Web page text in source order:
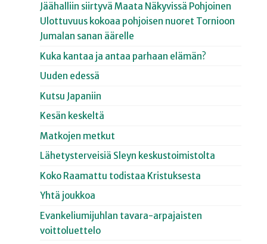
Jäähalliin siirtyvä Maata Näkyvissä Pohjoinen
Ulottuvuus kokoaa pohjoisen nuoret Tornioon
Jumalan sanan äärelle
Kuka kantaa ja antaa parhaan elämän?
Uuden edessä
Kutsu Japaniin
Kesän keskeltä
Matkojen metkut
Lähetysterveisiä Sleyn keskustoimistolta
Koko Raamattu todistaa Kristuksesta
Yhtä joukkoa
Evankeliumijuhlan tavara-arpajaisten
voittoluettelo